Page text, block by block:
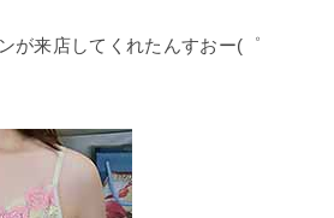
が来店してくれたんすおー(゜